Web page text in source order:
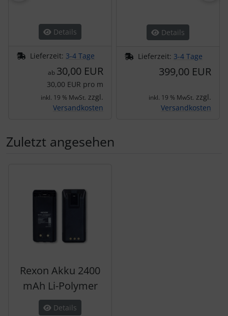
Details
Lieferzeit: 3-4 Tage
ab 30,00 EUR
30,00 EUR pro m
inkl. 19 % MwSt. zzgl.
Versandkosten
Details
Lieferzeit: 3-4 Tage
399,00 EUR
inkl. 19 % MwSt. zzgl.
Versandkosten
Zuletzt angesehen
Rexon Akku 2400
mAh Li-Polymer
Details